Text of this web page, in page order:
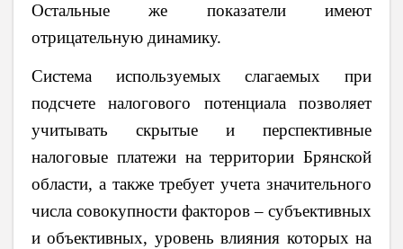
Остальные же показатели имеют
отрицательную динамику.
Система используемых слагаемых при
подсчете налогового потенциала позволяет
учитывать скрытые и перспективные
налоговые платежи на территории Брянской
области, а также требует учета значительного
числа совокупности факторов – субъективных
и объективных, уровень влияния которых на